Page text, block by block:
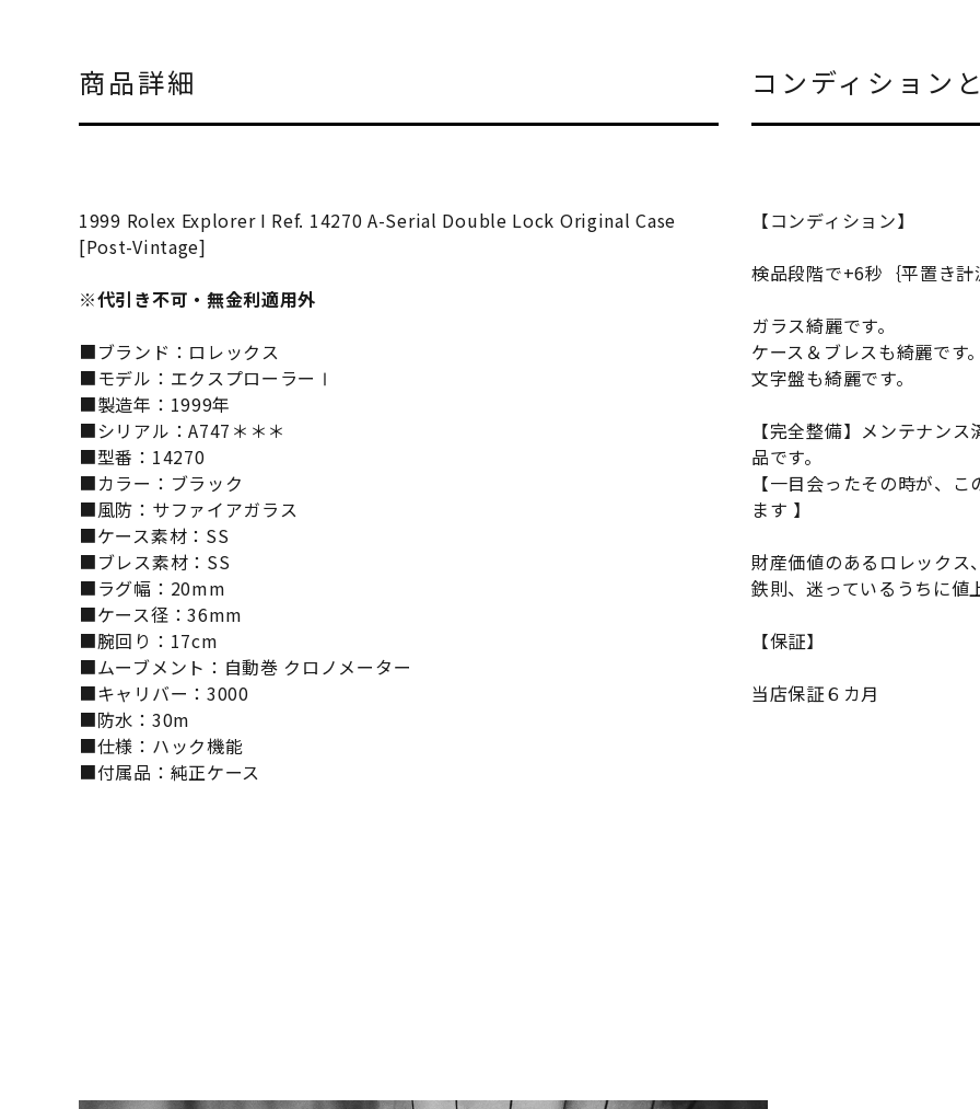
商品詳細
1999 Rolex Explorer I Ref. 14270 A-Serial Double Lock Original Case
[Post-Vintage]
※代引き不可・無金利適用外
■ブランド：ロレックス
■モデル：エクスプローラーⅠ
■製造年：1999年
■シリアル：A747＊＊＊
■型番：14270
■カラー：ブラック
■風防：サファイアガラス
■ケース素材：SS
■ブレス素材：SS
■ラグ幅：20mm
■ケース径：36mm
■腕回り：17cm
■ムーブメント：自動巻 クロノメーター
■キャリバー：3000
■防水：30m
■仕様：ハック機能
■付属品：純正ケース
コンディション
【コンディション】
検品段階で+6秒｛平置き計
ガラス綺麗です。
ケース＆ブレスも綺麗です。
文字盤も綺麗です。
【完全整備】メンテナン
品です。
【一目会ったその時が、
ます 】
財産価値のあるロレック
鉄則、迷っているうちに値
【保証】
当店保証６カ月